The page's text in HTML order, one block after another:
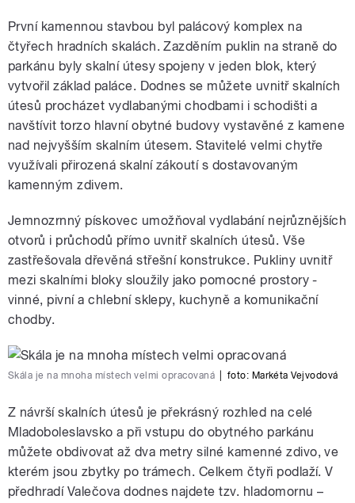
První kamennou stavbou byl palácový komplex na
čtyřech hradních skalách. Zazděním puklin na straně do
parkánu byly skalní útesy spojeny v jeden blok, který
vytvořil základ paláce. Dodnes se můžete uvnitř skalních
útesů procházet vydlabanými chodbami i schodišti a
navštívit torzo hlavní obytné budovy vystavěné z kamene
nad nejvyšším skalním útesem. Stavitelé velmi chytře
využívali přirozená skalní zákoutí s dostavovaným
kamenným zdivem.
Jemnozrnný pískovec umožňoval vydlabání nejrůznějších
otvorů i průchodů přímo uvnitř skalních útesů. Vše
zastřešovala dřevěná střešní konstrukce. Pukliny uvnitř
mezi skalními bloky sloužily jako pomocné prostory -
vinné, pivní a chlební sklepy, kuchyně a komunikační
chodby.
Skála je na mnoha místech velmi opracovaná foto: Markéta Vejvodová
Z návrší skalních útesů je překrásný rozhled na celé
Mladoboleslavsko a při vstupu do obytného parkánu
můžete obdivovat až dva metry silné kamenné zdivo, ve
kterém jsou zbytky po trámech. Celkem čtyři podlaží. V
předhradí Valečova dodnes najdete tzv. hladomornu –